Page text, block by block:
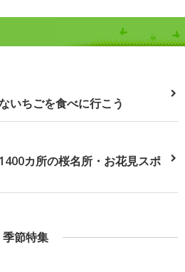
いちごを食べに行こう
カ所の桜名所・お花見スポ
季節特集